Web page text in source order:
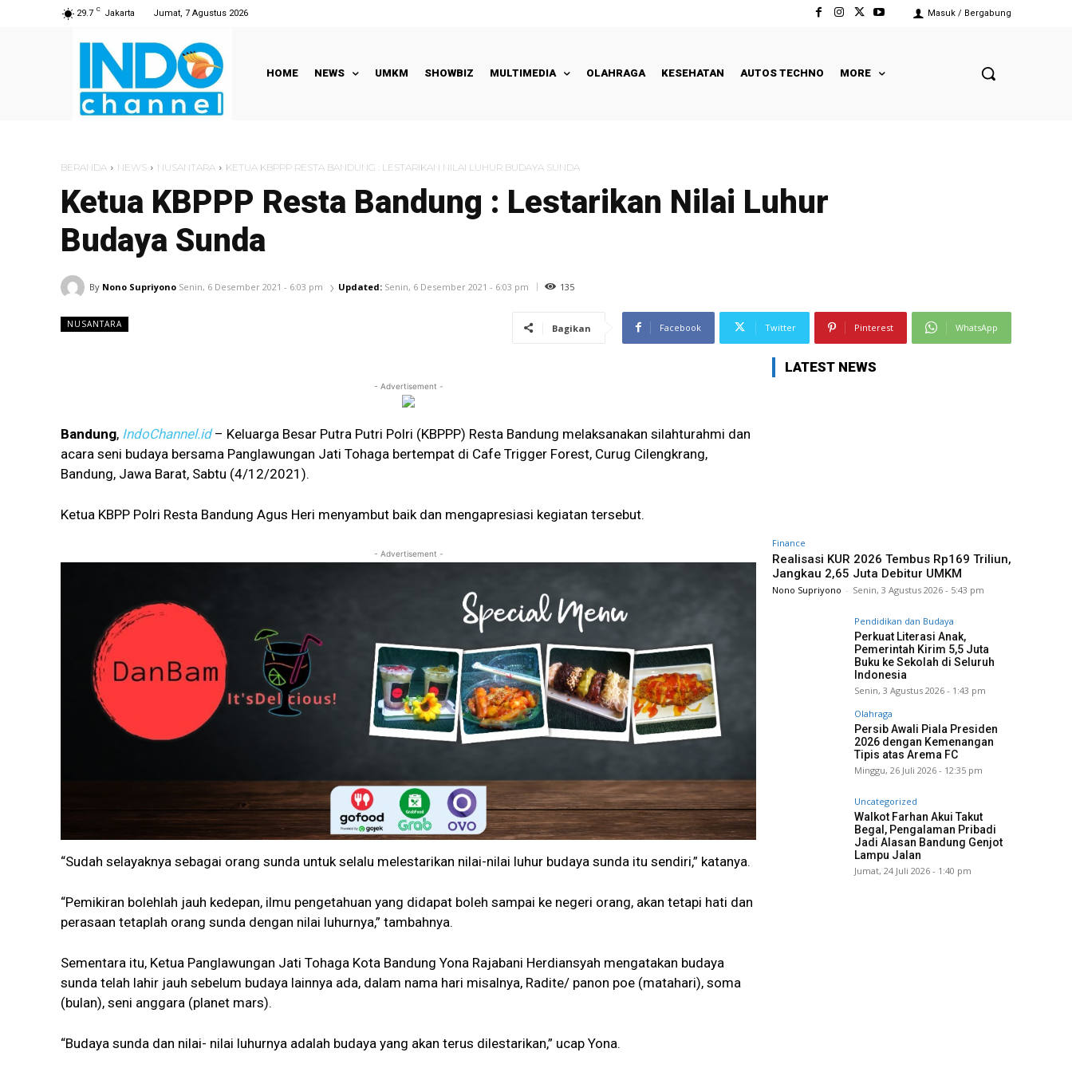
29.7 C Jakarta Jumat, 7 Agustus 2026 Masuk / Bergabung
HOME NEWS UMKM SHOWBIZ MULTIMEDIA OLAHRAGA KESEHATAN AUTOS TECHNO MORE
BERANDA NEWS NUSANTARA KETUA KBPPP RESTA BANDUNG : LESTARIKAN NILAI LUHUR BUDAYA SUNDA
Ketua KBPPP Resta Bandung : Lestarikan Nilai Luhur
Budaya Sunda
By Nono Supriyono Senin, 6 Desember 2021 - 6:03 pm Updated: Senin, 6 Desember 2021 - 6:03 pm 135
NUSANTARA Bagikan Facebook Twitter Pinterest WhatsApp
- Advertisement -
Bandung, IndoChannel.id– Keluarga Besar Putra Putri Polri (KBPPP) Resta Bandung melaksanakan silahturahmi dan
acara seni budaya bersama Panglawungan Jati Tohaga bertempat di Cafe Trigger Forest, Curug Cilengkrang,
Bandung, Jawa Barat, Sabtu (4/12/2021).
Ketua KBPP Polri Resta Bandung Agus Heri menyambut baik dan mengapresiasi kegiatan tersebut.
- Advertisement -
“Sudah selayaknya sebagai orang sunda untuk selalu melestarikan nilai-nilai luhur budaya sunda itu sendiri,” katanya.
“Pemikiran bolehlah jauh kedepan, ilmu pengetahuan yang didapat boleh sampai ke negeri orang, akan tetapi hati dan
perasaan tetaplah orang sunda dengan nilai luhurnya,” tambahnya.
Sementara itu, Ketua Panglawungan Jati Tohaga Kota Bandung Yona Rajabani Herdiansyah mengatakan budaya
sunda telah lahir jauh sebelum budaya lainnya ada, dalam nama hari misalnya, Radite/ panon poe (matahari), soma
(bulan), seni anggara (planet mars).
“Budaya sunda dan nilai- nilai luhurnya adalah budaya yang akan terus dilestarikan,” ucap Yona.
LATEST NEWS
Finance
Realisasi KUR 2026 Tembus Rp169 Triliun,
Jangkau 2,65 Juta Debitur UMKM
Nono Supriyono - Senin, 3 Agustus 2026 - 5:43 pm
Pendidikan dan Budaya
Perkuat Literasi Anak,
Pemerintah Kirim 5,5 Juta
Buku ke Sekolah di Seluruh
Indonesia
Senin, 3 Agustus 2026 - 1:43 pm
Olahraga
Persib Awali Piala Presiden
2026 dengan Kemenangan
Tipis atas Arema FC
Minggu, 26 Juli 2026 - 12:35 pm
Uncategorized
Walkot Farhan Akui Takut
Begal, Pengalaman Pribadi
Jadi Alasan Bandung Genjot
Lampu Jalan
Jumat, 24 Juli 2026 - 1:40 pm